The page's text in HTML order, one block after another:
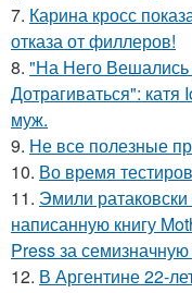
7. Карина кросс
отказа от филлеров!
8. "На Него
Дотрагиваться": катя
муж.
9. Не все полезные
10. Во время
11. Эмили
написанную книгу
Press за
12. В Аргентине 22-